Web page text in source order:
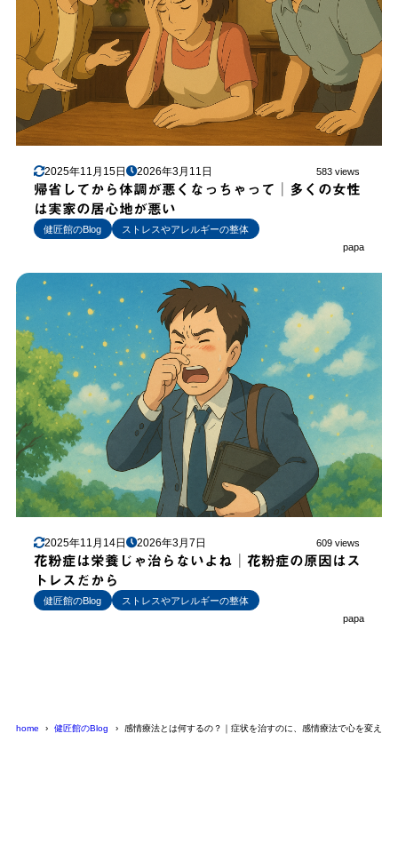
2025年11月15日 2026年3月11日 583 views
帰省してから体調が悪くなっちゃって│多くの女性
は実家の居心地が悪い
健匠館のBlog
ストレスやアレルギーの整体
papa
2025年11月14日 2026年3月7日 609 views
花粉症は栄養じゃ治らないよね│花粉症の原因はス
トレスだから
健匠館のBlog
ストレスやアレルギーの整体
papa
home 健匠館のBlog 感情療法とは何するの？｜症状を治すのに、感情療法で心を変える